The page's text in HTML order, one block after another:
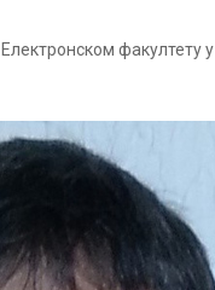
факултету